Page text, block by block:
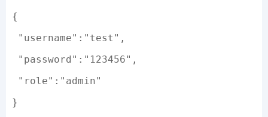
{
"username": "test" ,
"password": "123456" ,
"role": "admin"
}